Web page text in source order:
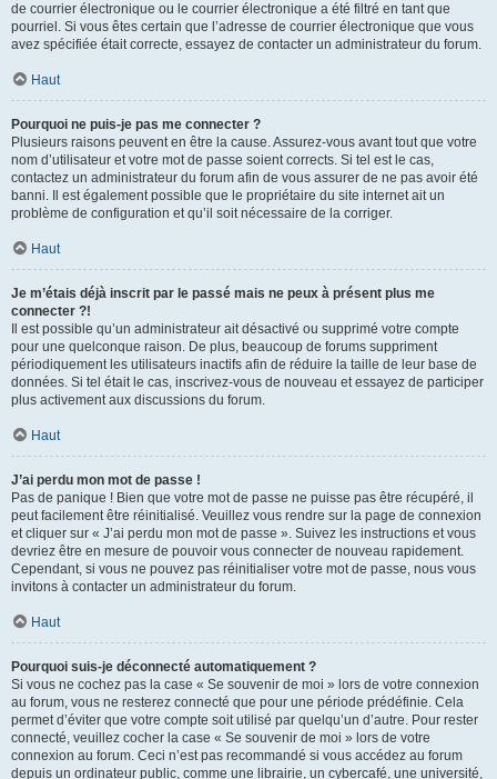
de courrier électronique ou le courrier électronique a été filtré en tant que
pourriel. Si vous êtes certain que l’adresse de courrier électronique que vous
avez spécifiée était correcte, essayez de contacter un administrateur du forum.
Haut
Pourquoi ne puis-je pas me connecter ?
Plusieurs raisons peuvent en être la cause. Assurez-vous avant tout que votre
nom d’utilisateur et votre mot de passe soient corrects. Si tel est le cas,
contactez un administrateur du forum afin de vous assurer de ne pas avoir été
banni. Il est également possible que le propriétaire du site internet ait un
problème de configuration et qu’il soit nécessaire de la corriger.
Haut
Je m’étais déjà inscrit par le passé mais ne peux à présent plus me
connecter ?!
Il est possible qu’un administrateur ait désactivé ou supprimé votre compte
pour une quelconque raison. De plus, beaucoup de forums suppriment
périodiquement les utilisateurs inactifs afin de réduire la taille de leur base de
données. Si tel était le cas, inscrivez-vous de nouveau et essayez de participer
plus activement aux discussions du forum.
Haut
J’ai perdu mon mot de passe !
Pas de panique ! Bien que votre mot de passe ne puisse pas être récupéré, il
peut facilement être réinitialisé. Veuillez vous rendre sur la page de connexion
et cliquer sur « J’ai perdu mon mot de passe ». Suivez les instructions et vous
devriez être en mesure de pouvoir vous connecter de nouveau rapidement.
Cependant, si vous ne pouvez pas réinitialiser votre mot de passe, nous vous
invitons à contacter un administrateur du forum.
Haut
Pourquoi suis-je déconnecté automatiquement ?
Si vous ne cochez pas la case « Se souvenir de moi » lors de votre connexion
au forum, vous ne resterez connecté que pour une période prédéfinie. Cela
permet d’éviter que votre compte soit utilisé par quelqu’un d’autre. Pour rester
connecté, veuillez cocher la case « Se souvenir de moi » lors de votre
connexion au forum. Ceci n’est pas recommandé si vous accédez au forum
depuis un ordinateur public, comme une librairie, un cybercafé, une université,